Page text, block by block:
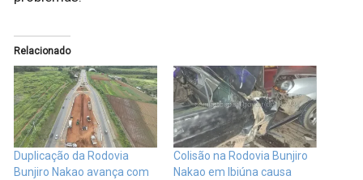
Relacionado
Duplicação da Rodovia
Bunjiro Nakao avança com
Colisão na Rodovia Bunjiro
Nakao em Ibiúna causa